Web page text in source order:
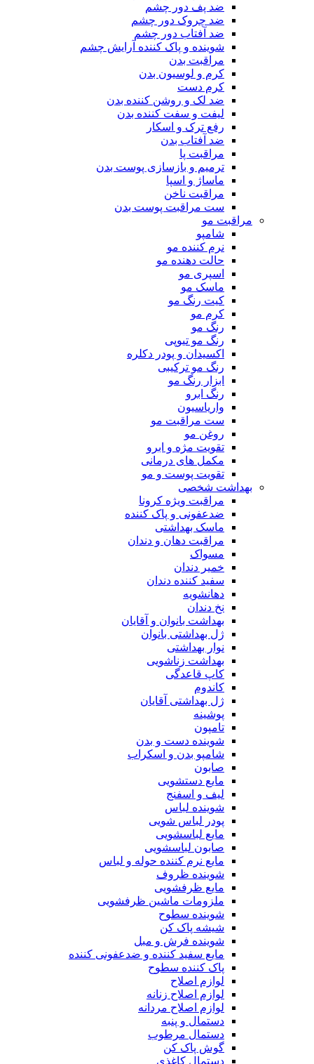
ضد پف دور چشم
ضد چروک دور چشم
ضد آفتاب دور چشم
شوینده و پاک کننده آرایش چشم
مراقبت بدن
کرم و لوسیون بدن
کرم دست
ضد لک و روشن کننده بدن
لیفت و سفت کننده بدن
رفع ترک و اسکار
ضد آفتاب بدن
مراقبت پا
ترمیم و بازسازی پوست بدن
ماساژ و اسپا
مراقبت ناخن
ست مراقبت پوست بدن
مراقبت مو
شامپو
نرم کننده مو
حالت دهنده مو
اسپری مو
ماسک مو
کیت رنگ مو
کرم مو
رنگ مو
رنگ مو تیوپی
اکسیدان و پودر دکلره
رنگ مو ترکیبی
ابزار رنگ مو
رنگ ابرو
واریاسیون
ست مراقبت مو
روغن مو
تقویت مژه و ابرو
مکمل های درمانی
تقویت پوست و مو
بهداشت شخصی
مراقبت ویژه کرونا
ضدعفونی و پاک کننده
ماسک بهداشتی
مراقبت دهان و دندان
مسواک
خمیر دندان
سفید کننده دندان
دهانشویه
نخ دندان
بهداشت بانوان و آقایان
ژل بهداشتی بانوان
نوار بهداشتی
بهداشت زناشویی
کاپ قاعدگی
کاندوم
ژل بهداشتی آقایان
پوشینه
تامپون
شوینده دست و بدن
شامپو بدن و اسکراب
صابون
مایع دستشویی
لیف و اسفنج
شوینده لباس
پودر لباس شویی
مایع لباسشویی
صابون لباسشویی
مایع نرم کننده حوله و لباس
شوینده ظروف
مایع ظرفشویی
ملزومات ماشین ظرفشویی
شوینده سطوح
شیشه پاک کن
شوینده فرش و مبل
مایع سفید کننده و ضدعفونی کننده
پاک کننده سطوح
لوازم اصلاح
لوازم اصلاح زنانه
لوازم اصلاح مردانه
دستمال و پنبه
دستمال مرطوب
گوش پاک کن
دستمال کاغذی